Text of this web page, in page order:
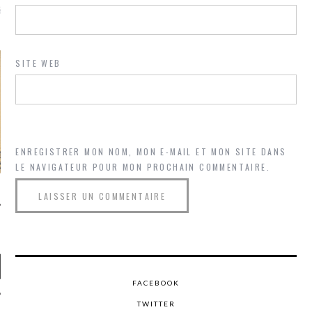
je ne parle presque que
SITE WEB
ENREGISTRER MON NOM, MON E-MAIL ET MON SITE DANS
LE NAVIGATEUR POUR MON PROCHAIN COMMENTAIRE.
FACEBOOK
TWITTER